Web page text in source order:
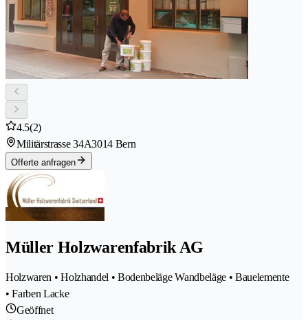
4.5(2)
Militärstrasse 34A3014 Bern
Offerte anfragen
Müller Holzwarenfabrik AG
Holzwaren • Holzhandel • Bodenbeläge Wandbeläge • Bauelemente
• Farben Lacke
Geöffnet